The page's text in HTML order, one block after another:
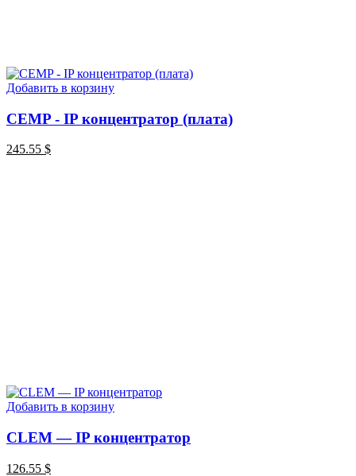
Добавить в корзину
CEMP - IP концентратор (плата)
245.55 $
Добавить в корзину
CLEM — IP концентратор
126.55 $